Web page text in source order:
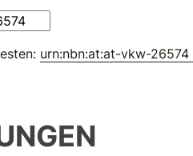
urn:nbn:at:at-vkw-26574